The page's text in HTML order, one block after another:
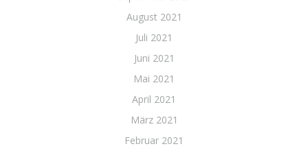
August 2021
Juli 2021
Juni 2021
Mai 2021
April 2021
März 2021
Februar 2021